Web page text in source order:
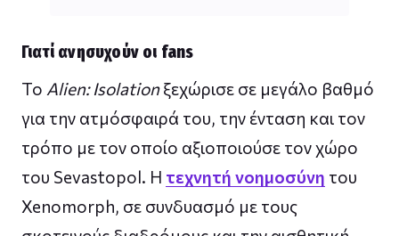
Γιατί ανησυχούν οι fans
Το Alien: Isolationξεχώρισε σε μεγάλο βαθμό
για την ατμόσφαιρά του, την ένταση και τον
τρόπο με τον οποίο αξιοποιούσε τον χώρο
του Sevastopol. Η τεχνητή νοημοσύνη του
Xenomorph, σε συνδυασμό με τους